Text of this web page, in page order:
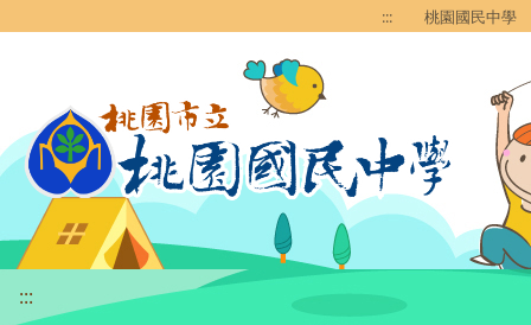
::: 桃園國民中學
:::